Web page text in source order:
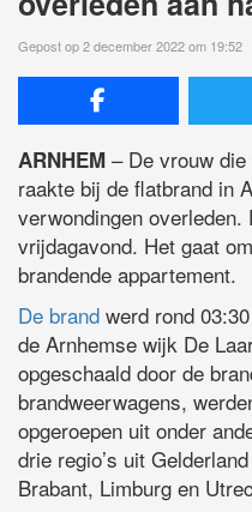
Gepost op 2 december 2022 om 19:52
ARNHEM – De vrouw
raakte bij de flatbrand in
verwondingen
vrijdagavond. Het gaat
brandende appartement.
De brand werd rond
de Arnhemse wijk De
opgeschaald door de
brandweerwagens,
opgeroepen uit onder
drie regio’s uit
Brabant, Limburg en